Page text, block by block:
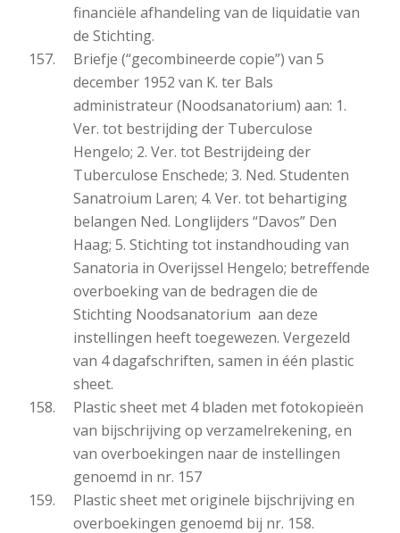
financiële afhandeling van de liquidatie van
de Stichting.
Briefje (“gecombineerde copie”) van 5
december 1952 van K. ter Bals
administrateur (Noodsanatorium) aan: 1.
Ver. tot bestrijding der Tuberculose
Hengelo; 2. Ver. tot Bestrijdeing der
Tuberculose Enschede; 3. Ned. Studenten
Sanatroium Laren; 4. Ver. tot behartiging
belangen Ned. Longlijders “Davos” Den
Haag; 5. Stichting tot instandhouding van
Sanatoria in Overijssel Hengelo; betreffende
overboeking van de bedragen die de
Stichting Noodsanatorium aan deze
instellingen heeft toegewezen. Vergezeld
van 4 dagafschriften, samen in één plastic
sheet.
Plastic sheet met 4 bladen met fotokopieën
van bijschrijving op verzamelrekening, en
van overboekingen naar de instellingen
genoemd in nr. 157
Plastic sheet met originele bijschrijving en
overboekingen genoemd bij nr. 158.